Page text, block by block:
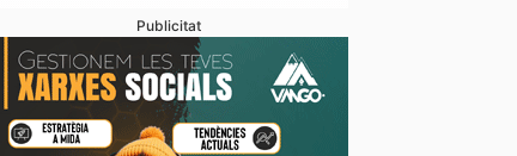
Publicitat